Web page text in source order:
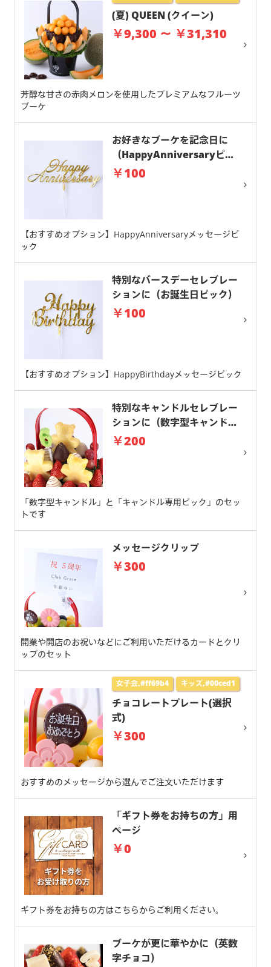
(夏) QUEEN (クイーン)
￥9,300 ～ ￥31,310
芳醇な甘さの赤肉メロンを使用したプレミアムなフルーツ
ブーケ
お好きなブーケを記念日に
（HappyAnniversaryピッ
ク）
￥100
【おすすめオプション】HappyAnniversaryメッセージピ
ック
特別なバースデーセレブレー
ションに（お誕生日ピック）
￥100
【おすすめオプション】HappyBirthdayメッセージピック
特別なキャンドルセレブレー
ションに（数字型キャンド
ル）
￥200
「数字型キャンドル」と「キャンドル専用ピック」のセッ
トです
メッセージクリップ
￥300
開業や開店のお祝いなどにご利用いただけるカードとクリ
ップのセット
女子会,#ff69b4 キッズ,#00ced1
チョコレートプレート(選択
式)
￥300
おすすめのメッセージから選んでご注文いただけます
「ギフト券をお持ちの方」用
ページ
￥0
ギフト券をお持ちの方はこちらからご利用ください。
ブーケが更に華やかに（英数
字チョコ）